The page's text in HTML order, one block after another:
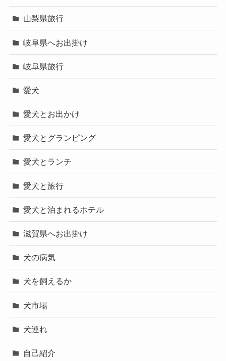
山梨県旅行
岐阜県へお出掛け
岐阜県旅行
愛犬
愛犬とお出かけ
愛犬とグランピング
愛犬とランチ
愛犬と旅行
愛犬と泊まれるホテル
滋賀県へお出掛け
犬の病気
犬を飼えるか
犬市場
犬連れ
自己紹介